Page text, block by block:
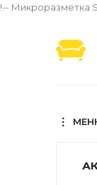
!-- Микроразметка